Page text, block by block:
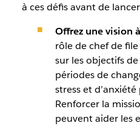
à ces défis avant de
Offrez une vision
rôle de chef de
sur les objectifs de
périodes de
stress et
Renforcer la
peuvent aider les